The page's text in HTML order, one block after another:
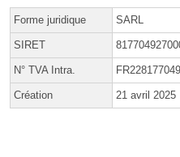
Forme juridique SARL
SIRET
N° TVA Intra.
Création 21 avril 2025